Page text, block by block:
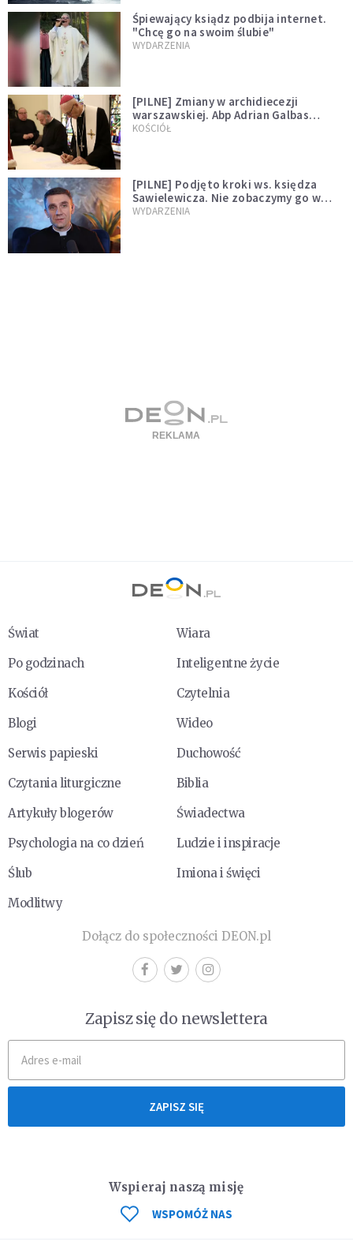
Śpiewający ksiądz podbija internet.
"Chcę go na swoim ślubie"
WYDARZENIA
[PILNE] Zmiany w archidiecezji
warszawskiej. Abp Adrian Galbas
wręczył dekrety nowym proboszczom
KOŚCIÓŁ
[PILNE] Podjęto kroki ws. księdza
Sawielewicza. Nie zobaczymy go w
mediach
WYDARZENIA
Świat
Wiara
Po godzinach
Inteligentne życie
Kościół
Czytelnia
Blogi
Wideo
Serwis papieski
Duchowość
Czytania liturgiczne
Biblia
Artykuły blogerów
Świadectwa
Psychologia na co dzień
Ludzie i inspiracje
Ślub
Imiona i święci
Modlitwy
Dołącz do społeczności DEON.pl
Zapisz się do newslettera
ZAPISZ SIĘ
Wspieraj naszą misję
WSPOMÓŻ NAS